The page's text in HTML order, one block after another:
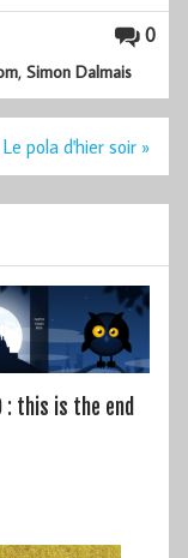
0
,Simon Dalmais
Le pola d'hier soir »
: this is the end